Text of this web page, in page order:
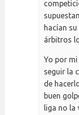
hacían
árbitros
Yo por
seguir la
de
buen
liga no la